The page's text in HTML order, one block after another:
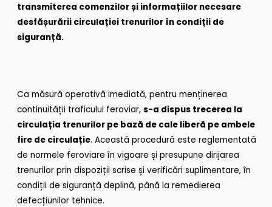
transmiterea comenzilor și informațiilor necesare
desfășurării circulației trenurilor în condiții de
siguranță.
Ca măsură operativă imediată, pentru menținerea
continuității traficului feroviar,s-a dispus trecerea la
circulația trenurilor pe bază de cale liberă pe ambele
fire de circulație. Această procedură este reglementată
de normele feroviare în vigoare și presupune dirijarea
trenurilor prin dispoziții scrise și verificări suplimentare, în
condiții de siguranță deplină, până la remedierea
defecțiunilor tehnice.